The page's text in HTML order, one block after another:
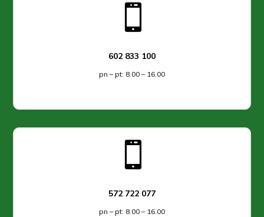

602 833 100
pn – pt: 8.00 – 16.00

572 722 077
pn – pt: 8.00 – 16.00